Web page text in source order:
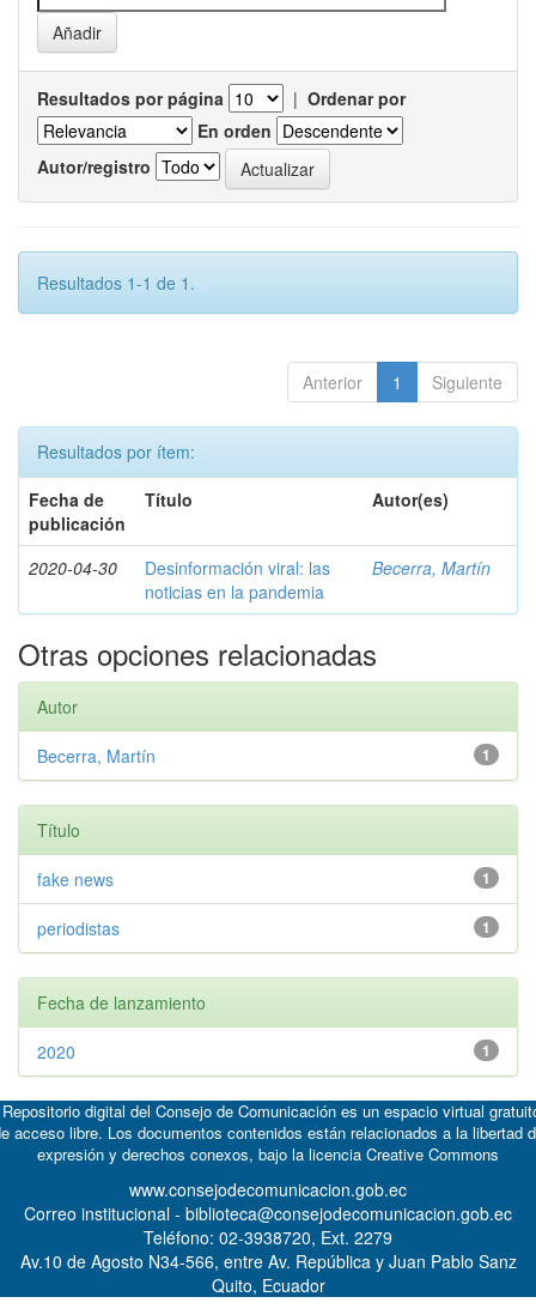
Resultados por página | Ordenar por
En orden
Autor/registro
Resultados 1-1 de 1.
Anterior 1 Siguiente
Resultados por ítem:
Fecha de
publicación
Título Autor(es)
2020-04-30
Desinformación viral: las
noticias en la pandemia
Becerra, Martín
Otras opciones relacionadas
Autor
1
Becerra, Martín
Título
1
fake news
1
periodistas
Fecha de lanzamiento
1
2020
digital del Consejo de Comunicación es un espacio virtual
acceso libre. Los documentos contenidos están relacionados a la libertad
expresión y derechos conexos, bajo la licencia Creative Commons
www.consejodecomunicacion.gob.ec
Correo institucional - biblioteca@consejodecomunicacion.gob.ec
Teléfono: 02-3938720, Ext. 2279
Av.10 de Agosto N34-566, entre Av. República y Juan Pablo Sanz
Quito, Ecuador